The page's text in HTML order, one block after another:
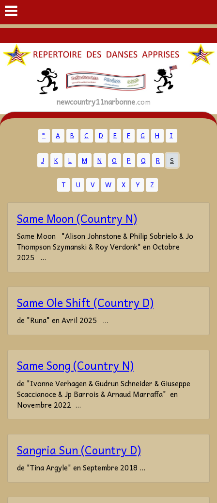
newcountry11narbonne.com
* A B C D E F G H I
J K L M N O P Q R S
T U V W X Y Z
Same Moon (Country N)
Same Moon "Alison Johnstone & Philip Sobrielo & Jo
Thompson Szymanski & Roy Verdonk" en Octobre
2025 ...
Same Ole Shift (Country D)
de "Runa" en Avril 2025 ...
Same Song (Country N)
de "Ivonne Verhagen & Gudrun Schneider & Giuseppe
Scaccianoce & Jp Barrois & Arnaud Marraffa" en
Novembre 2022 ...
Sangria Sun (Country D)
de "Tina Argyle" en Septembre 2018 ...